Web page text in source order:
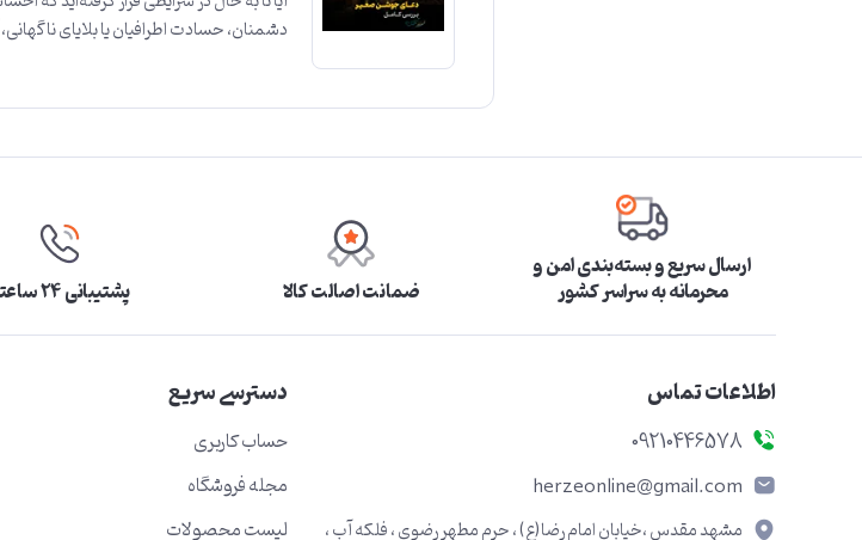
دشمنان، حسادت اطرافیان یا بلایای
ارسال سریع و بسته‌بندی امن و
محرمانه به سراسر کشور ضمانت اصالت کالا پشتیبانی ۲۴ ساعته
اطلاعات تماس
09210446578
herzeonline@gmail.com
مشهد مقدس ،خیابان امام رضا(ع) ، حرم مطهر رضوی ، فلکه آب ،
دسترسی سریع
حساب کاربری
مجله فروشگاه
لیست محصولات